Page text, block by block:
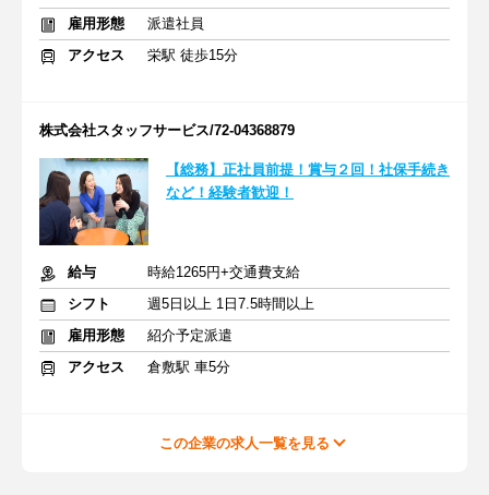
雇用形態
派遣社員
アクセス
栄駅 徒歩15分
株式会社スタッフサービス/72-04368879
【総務】正社員前提！賞与２回！社保手続き
など！経験者歓迎！
給与
時給1265円+交通費支給
シフト
週5日以上 1日7.5時間以上
雇用形態
紹介予定派遣
アクセス
倉敷駅 車5分
この企業の求人一覧を見る